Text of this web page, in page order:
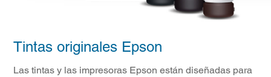
Tintas originales Epson
Las tintas y las impresoras Epson están diseñadas para